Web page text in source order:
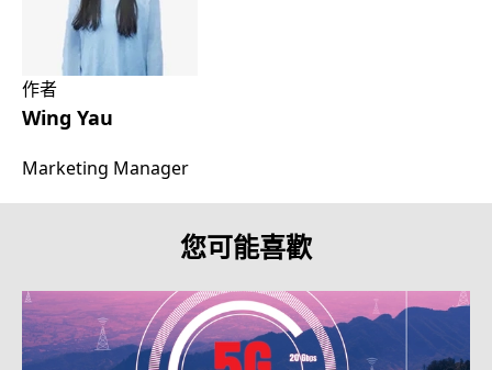
作者
Wing Yau
Marketing Manager
您可能喜歡